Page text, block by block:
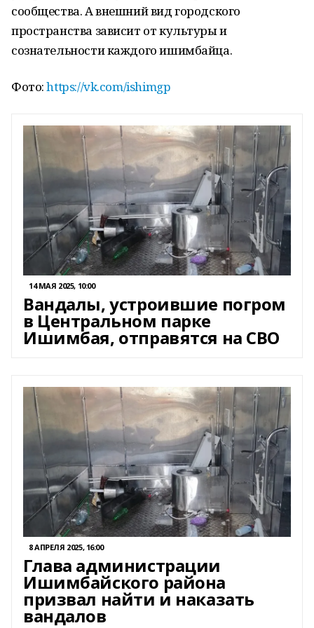
сообщества. А внешний вид городского
пространства зависит от культуры и
сознательности каждого ишимбайца.
Фото:https://vk.com/ishimgp
14 МАЯ 2025, 10:00
Вандалы, устроившие погром
в Центральном парке
Ишимбая, отправятся на СВО
8 АПРЕЛЯ 2025, 16:00
Глава администрации
Ишимбайского района
призвал найти и наказать
вандалов